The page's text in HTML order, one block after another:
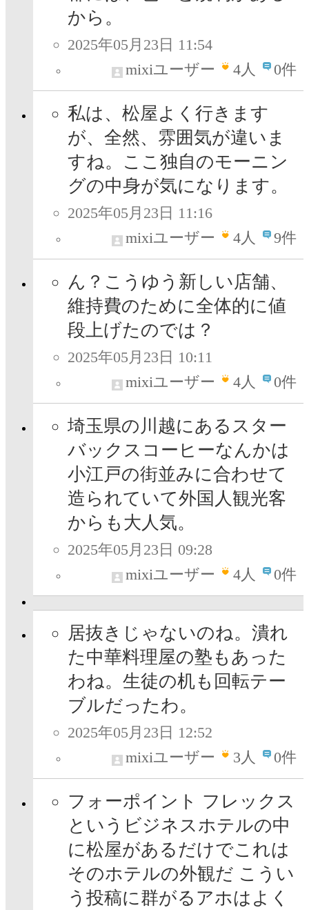
から。
2025年05月23日 11:54
mixiユーザー
4人 0件
私は、松屋よく行きます
が、全然、雰囲気が違いま
すね。ここ独自のモーニン
グの中身が気になります。
2025年05月23日 11:16
mixiユーザー
4人 9件
ん？こうゆう新しい店舗、
維持費のために全体的に値
段上げたのでは？
2025年05月23日 10:11
mixiユーザー
4人 0件
埼玉県の川越にあるスター
バックスコーヒーなんかは
小江戸の街並みに合わせて
造られていて外国人観光客
からも大人気。
2025年05月23日 09:28
mixiユーザー
4人 0件
居抜きじゃないのね。潰れ
た中華料理屋の塾もあった
わね。生徒の机も回転テー
ブルだったわ。
2025年05月23日 12:52
mixiユーザー
3人 0件
フォーポイント フレックス
というビジネスホテルの中
に松屋があるだけでこれは
そのホテルの外観だ こうい
う投稿に群がるアホはよく